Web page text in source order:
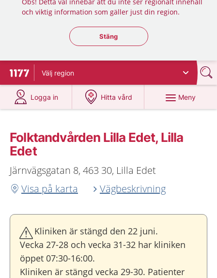
och viktig information som gäller just din region.
Stäng regionsväljaren
Stäng
Till startsidan för 1177
Välj region
Logga in
på 1177.se
Hitta vård
på 1177.se
Meny
Folktandvården Lilla Edet, Lilla
Edet
Järnvägsgatan 8, 463 30, Lilla Edet
Visa på karta
Vägbeskrivning
Kliniken är stängd den 22 juni.
Vecka 27-28 och vecka 31-32 har kliniken
öppet 07:30-16:00.
Kliniken är stängd vecka 29-30. Patienter